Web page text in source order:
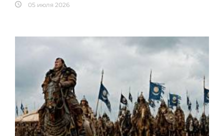
05 июля 2026